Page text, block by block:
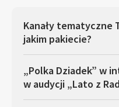
Kanały tematyczne
jakim pakiecie?
„Polka Dziadek” w
w audycji „Lato z